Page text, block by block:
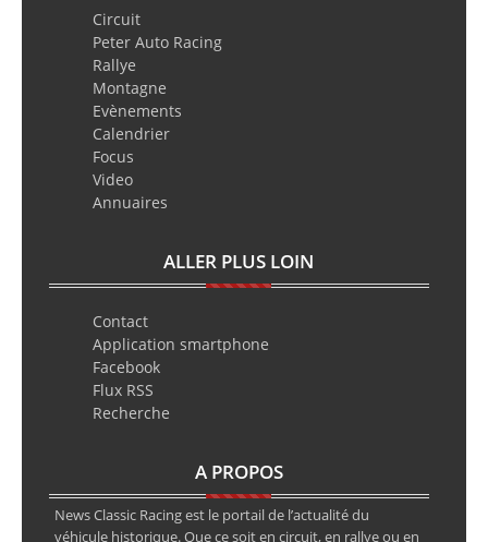
Circuit
Peter Auto Racing
Rallye
Montagne
Evènements
Calendrier
Focus
Video
Annuaires
ALLER PLUS LOIN
Contact
Application smartphone
Facebook
Flux RSS
Recherche
A PROPOS
News Classic Racing est le portail de l’actualité du
véhicule historique. Que ce soit en circuit, en rallye ou en